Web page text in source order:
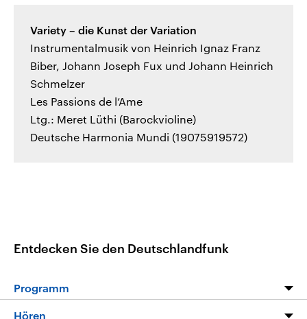
Variety – die Kunst der Variation
Instrumentalmusik von Heinrich Ignaz Franz
Biber, Johann Joseph Fux und Johann Heinrich
Schmelzer
Les Passions de l’Ame
Ltg.: Meret Lüthi (Barockvioline)
Deutsche Harmonia Mundi (19075919572)
Entdecken Sie den Deutschlandfunk
Programm
Programm
Hören